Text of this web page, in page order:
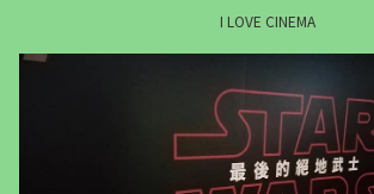
I LOVE CINEMA